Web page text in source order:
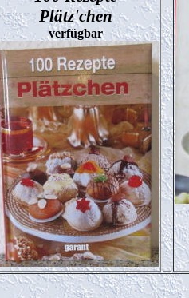
Plätz'chen
verfügbar